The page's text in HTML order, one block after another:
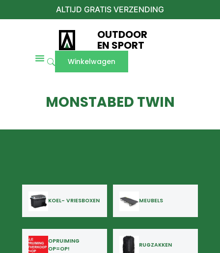
ALTIJD GRATIS VERZENDING
OUTDOOR
EN SPORT
Winkelwagen
MONSTABED TWIN
KOEL- VRIESBOXEN MEUBELS
OPRUIMING
OP=OP!
RUGZAKKEN